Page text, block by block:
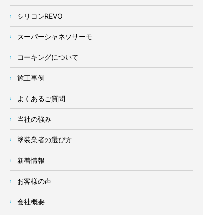
シリコンREVO
スーパーシャネツサーモ
コーキングについて
施工事例
よくあるご質問
当社の強み
塗装業者の選び方
新着情報
お客様の声
会社概要